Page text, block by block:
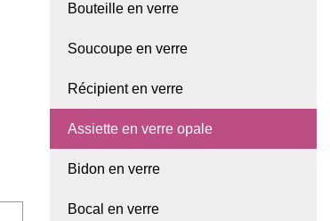
Bouteille en verre
Soucoupe en verre
Récipient en verre
Assiette en verre opale
Bidon en verre
Bocal en verre